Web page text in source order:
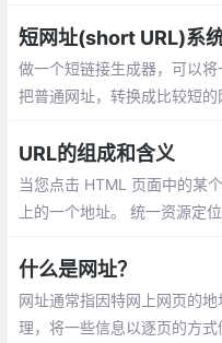
ref(设置或获取整个 URL 为
w.location.protocol(设置或获
议部分)
短网址(short URL)系
做一个短链接生成器，可以
把普通网址，转换成比较短的
URL的组成和含义
当您点击 HTML 页面中的某
上的一个地址。 统一资源定
什么是网址？
网址通常指因特网上网页的
理，将一些信息以逐页的方